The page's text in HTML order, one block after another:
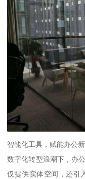
智能化工具，赋能办公
数字化转型浪潮下，办
仅提供实体空间，还引